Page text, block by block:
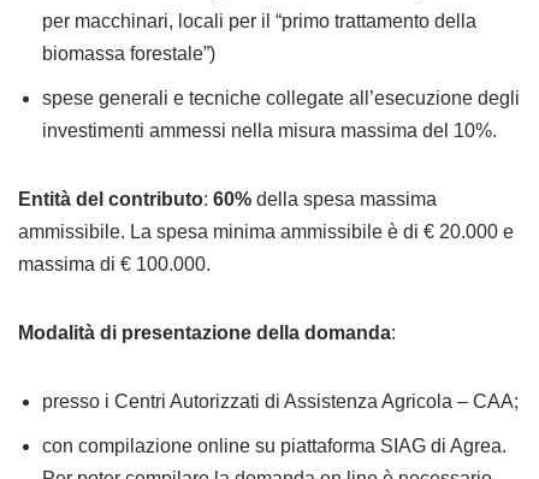
per macchinari, locali per il “primo trattamento della
biomassa forestale”)
spese generali e tecniche collegate all’esecuzione degli
investimenti ammessi nella misura massima del 10%.
Entità del contributo: 60% della spesa massima
ammissibile. La spesa minima ammissibile è di € 20.000 e
massima di € 100.000.
Modalità di presentazione della domanda:
presso i Centri Autorizzati di Assistenza Agricola – CAA;
con compilazione online su piattaforma SIAG di Agrea.